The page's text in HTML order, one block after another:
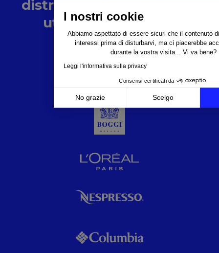
I nostri cookie
Abbiamo aspettato di essere sicuri che il contenuto
interessi prima di disturbarvi, ma ci piacerebbe
durante la vostra visita... Vi va bene?
Leggi l'informativa sulla privacy
Consensi certificati da
No grazie
Scelgo
Axeptio consent
Piattaforma di Gestione del Consenso: Personalizza
La nostra piattaforma ti consente di personalizzare
distributori e marchi che
utilizzano la nostra
soluzione